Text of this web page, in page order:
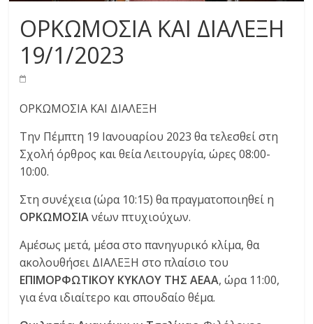
ΟΡΚΩΜΟΣΙΑ ΚΑΙ ΔΙΑΛΕΞΗ
19/1/2023
ΟΡΚΩΜΟΣΙΑ ΚΑΙ ΔΙΑΛΕΞΗ
Την Πέμπτη 19 Ιανουαρίου 2023 θα τελεσθεί στη
Σχολή όρθρος και θεία Λειτουργία, ώρες 08:00-
10:00.
Στη συνέχεια (ώρα 10:15) θα πραγματοποιηθεί η
ΟΡΚΩΜΟΣΙΑνέων πτυχιούχων.
Αμέσως μετά, μέσα στο πανηγυρικό κλίμα, θα
ακολουθήσει ΔΙΑΛΕΞΗ στο πλαίσιο του
ΕΠΙΜΟΡΦΩΤΙΚΟΥ ΚΥΚΛΟΥ ΤΗΣ ΑΕΑΑ, ώρα 11:00,
για ένα ιδιαίτερο και σπουδαίο θέμα.